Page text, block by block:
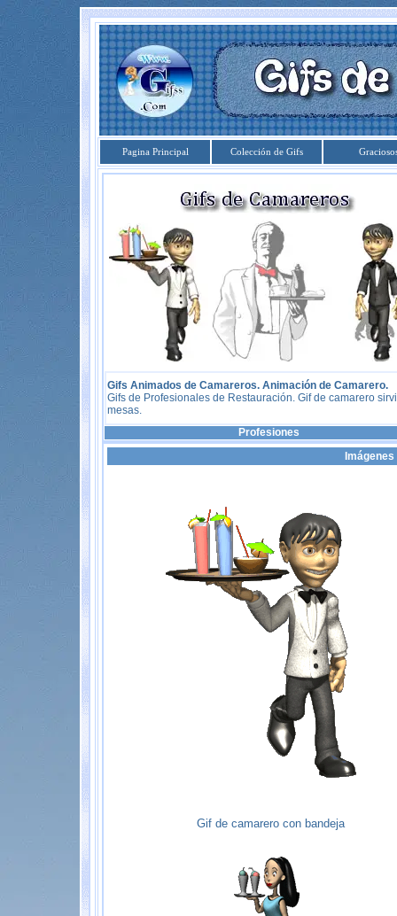
Pagina Principal Colección de Gifs
Gifs Animados de Camareros. Animación de Camarero.
Gifs de Profesionales de Restauración. Gif de camarero
mesas.
Profesiones
Gif de camarero con bandeja